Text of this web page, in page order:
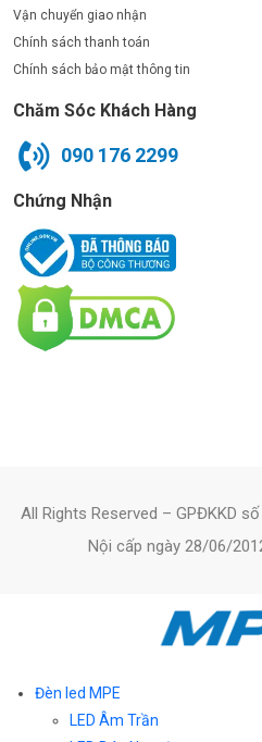
Vận chuyển giao nhận
Chính sách thanh toán
Chính sách bảo mật thông tin
Chăm Sóc Khách Hàng
090 176 2299
Chứng Nhận
All Rights Reserved – GPĐKKD
Nội cấp ngày 28/06/
Đèn led MPE
LED Âm Trần